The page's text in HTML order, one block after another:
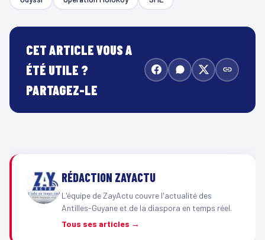
CET ARTICLE VOUS A
ÉTÉ UTILE ?
PARTAGEZ-LE
RÉDACTION ZAYACTU
L'équipe de ZayActu couvre l'actualité des
Antilles-Guyane et de la diaspora en temps réel.
Tous ses articles →